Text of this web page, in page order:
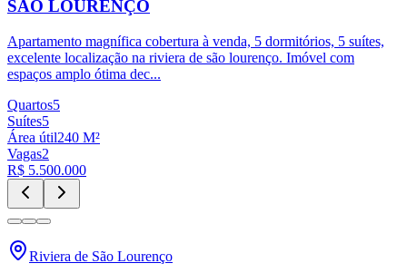
SÃO LOURENÇO
Apartamento magnífica cobertura à venda, 5 dormitórios, 5 suítes,
excelente localização na riviera de são lourenço. Imóvel com
espaços amplo ótima dec...
Quartos5
Suítes5
Área útil240 M²
Vagas2
R$ 5.500.000
Riviera de São Lourenço